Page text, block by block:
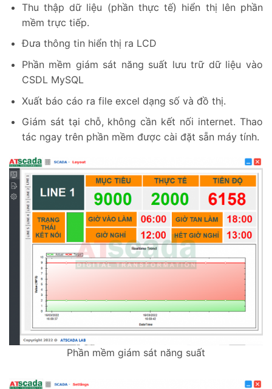
Thu thập dữ liệu (phần thực tế) hiển thị lên phần
mềm trực tiếp.
Đưa thông tin hiển thị ra LCD
Phần mềm giám sát năng suất lưu trữ dữ liệu vào
CSDL MySQL
Xuất báo cáo ra file excel dạng số và đồ thị.
Giám sát tại chỗ, không cần kết nối internet. Thao
tác ngay trên phần mềm được cài đặt sẵn máy tính.
Phần mềm giám sát năng suất